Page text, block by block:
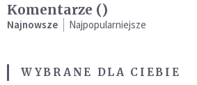
Komentarze ()
Najnowsze Najpopularniejsze
WYBRANE DLA CIEBIE